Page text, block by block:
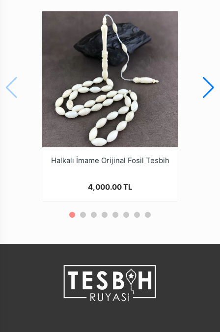
Uygundur
Tesbihi Çekme Özelliği
Çiftli ve Tekli Çekime
Uygun
Standart Tesbih İpi
Paketleme ve Gönderim Şekli
Dayanıklı Tesbih Kutusu
Ürün Açıklaması
* Tamamen el emeği göz nuru işçiliği ile yapmış
olduğumuz tesbih modellerini, Kalite ve güvenden
ödün vermeyen Tesbih Ruyasi Dijital Mağazamızda
Türkiye’nin Tesbih Markası tesbihruyasi.com.tr
Güvencesiyle güvenle alışveriş yapabilirsiniz.
Halkalı İmame Orijinal Fosil Tesbih
4,000.00 TL